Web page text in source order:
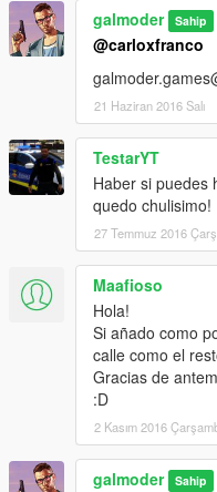
galmoder Sahip
@carloxfranco
21 Haziran 2016 Salı
TestarYT
Haber si puedes
quedo chulisimo!
27 Temmuz 2016
Maafioso
Hola!
Si añado como
calle como el
Gracias de
:D
2 Kasım 2016
galmoder Sahip